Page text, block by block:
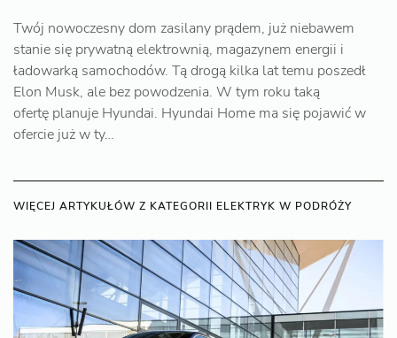
Twój nowoczesny dom zasilany prądem, już niebawem
stanie się prywatną elektrownią, magazynem energii i
ładowarką samochodów. Tą drogą kilka lat temu poszedł
Elon Musk, ale bez powodzenia. W tym roku taką
ofertę planuje Hyundai. Hyundai Home ma się pojawić w
ofercie już w ty…
WIĘCEJ ARTYKUŁÓW Z KATEGORII ELEKTRYK W PODRÓŻY